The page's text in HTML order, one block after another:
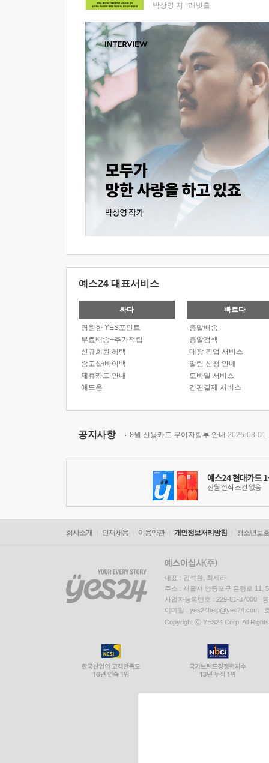
박상영 저 래빗홀
예스24 대표서비스
싸다
영원한 YES포인트
무료배송+추가적립
신규회원 혜택
중고샵/바이백
제휴카드 안내
애드온
빠르다
총알배송
총알검색
매장 픽업 서비스
알림 신청 안내
모바일 서비스
간편결제 서비스
공지사항 8월 신용카드 무이자할부 안내 2026-08-01
회사소개 인재채용 이용약관 개인정보처리방침 청소년보
대표 : 김석환, 최세라
주소 : 서울시 영등포구 은행로 11,
사업자등록번호 : 229-81-37000
이메일 : yes24help@yes24.com
Copyright ⓒ YES24 Corp. All